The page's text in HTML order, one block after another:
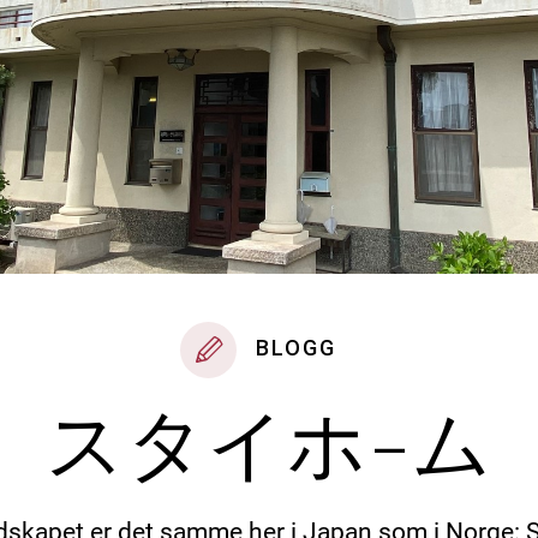
BLOGG
スタイホ-ム
er det samme her i Japan som i Norge: